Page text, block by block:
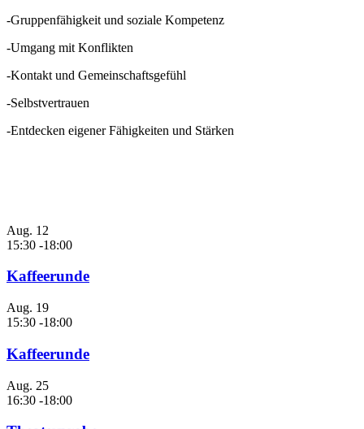
-Gruppenfähigkeit und soziale Kompetenz
-Umgang mit Konflikten
-Kontakt und Gemeinschaftsgefühl
-Selbstvertrauen
-Entdecken eigener Fähigkeiten und Stärken
Aug. 12
15:30 -18:00
Kaffeerunde
Aug. 19
15:30 -18:00
Kaffeerunde
Aug. 25
16:30 -18:00